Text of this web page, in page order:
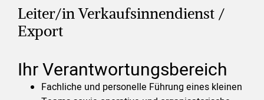
Leiter/in Verkaufsinnendienst /
Export
Ihr Verantwortungsbereich
Fachliche und personelle Führung eines kleinen